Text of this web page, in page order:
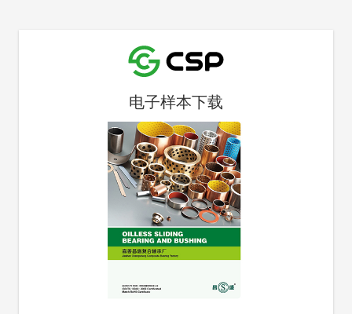
电子样本下载